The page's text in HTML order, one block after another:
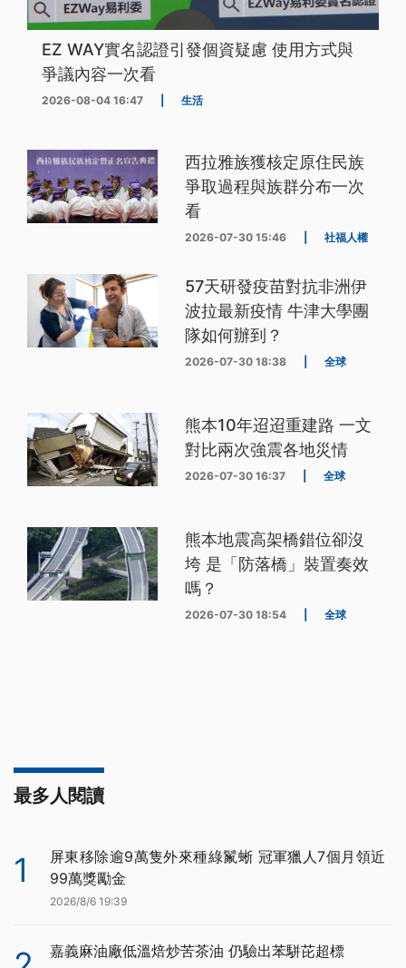
EZ WAY實名認證引發個資疑慮 使用方式與
爭議內容一次看
2026-08-04 16:47 生活
西拉雅族獲核定原住民族
爭取過程與族群分布一次
看
2026-07-30 15:46 社福人權
57天研發疫苗對抗非洲伊
波拉最新疫情 牛津大學團
隊如何辦到？
2026-07-30 18:38 全球
熊本10年迢迢重建路 一文
對比兩次強震各地災情
2026-07-30 16:37 全球
熊本地震高架橋錯位卻沒
垮 是「防落橋」裝置奏效
嗎？
2026-07-30 18:54 全球
最多人閱讀
1
屏東移除逾9萬隻外來種綠鬣蜥 冠軍獵人7個月領近
99萬獎勵金
2026/8/6 19:39
嘉義麻油廠低溫焙炒苦茶油 仍驗出苯駢芘超標